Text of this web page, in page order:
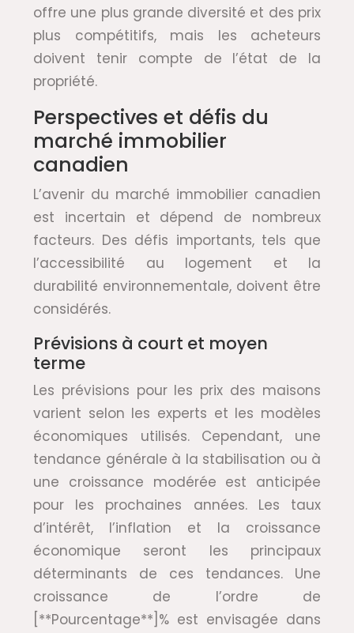
offre une plus grande diversité et des prix
plus compétitifs, mais les acheteurs
doivent tenir compte de l’état de la
propriété.
Perspectives et défis du
marché immobilier
canadien
L’avenir du marché immobilier canadien
est incertain et dépend de nombreux
facteurs. Des défis importants, tels que
l’accessibilité au logement et la
durabilité environnementale, doivent être
considérés.
Prévisions à court et moyen
terme
Les prévisions pour les prix des maisons
varient selon les experts et les modèles
économiques utilisés. Cependant, une
tendance générale à la stabilisation ou à
une croissance modérée est anticipée
pour les prochaines années. Les taux
d’intérêt, l’inflation et la croissance
économique seront les principaux
déterminants de ces tendances. Une
croissance de l’ordre de
[**Pourcentage**]% est envisagée dans